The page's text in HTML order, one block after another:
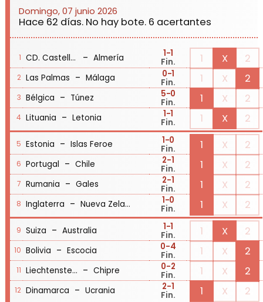
Domingo, 07 junio 2026
Hace 62 días. No hay bote. 6 acertantes
1 CD. Castellón - Almería 1-1
Fin. 1 X 2
2 Las Palmas - Málaga 0-1
Fin. 1 X 2
3 Bélgica - Túnez 5-0
Fin. 1 X 2
4 Lituania - Letonia 1-1
Fin. 1 X 2
5 Estonia - Islas Feroe 1-0
Fin. 1 X 2
6 Portugal - Chile 2-1
Fin. 1 X 2
7 Rumania - Gales 2-1
Fin. 1 X 2
8 Inglaterra - Nueva Zelanda 1-0
Fin. 1 X 2
9 Suiza - Australia 1-1
Fin. 1 X 2
10 Bolivia - Escocia 0-4
Fin. 1 X 2
11 Liechtenstein - Chipre 0-2
Fin. 1 X 2
12 Dinamarca - Ucrania 2-1
Fin. 1 X 2